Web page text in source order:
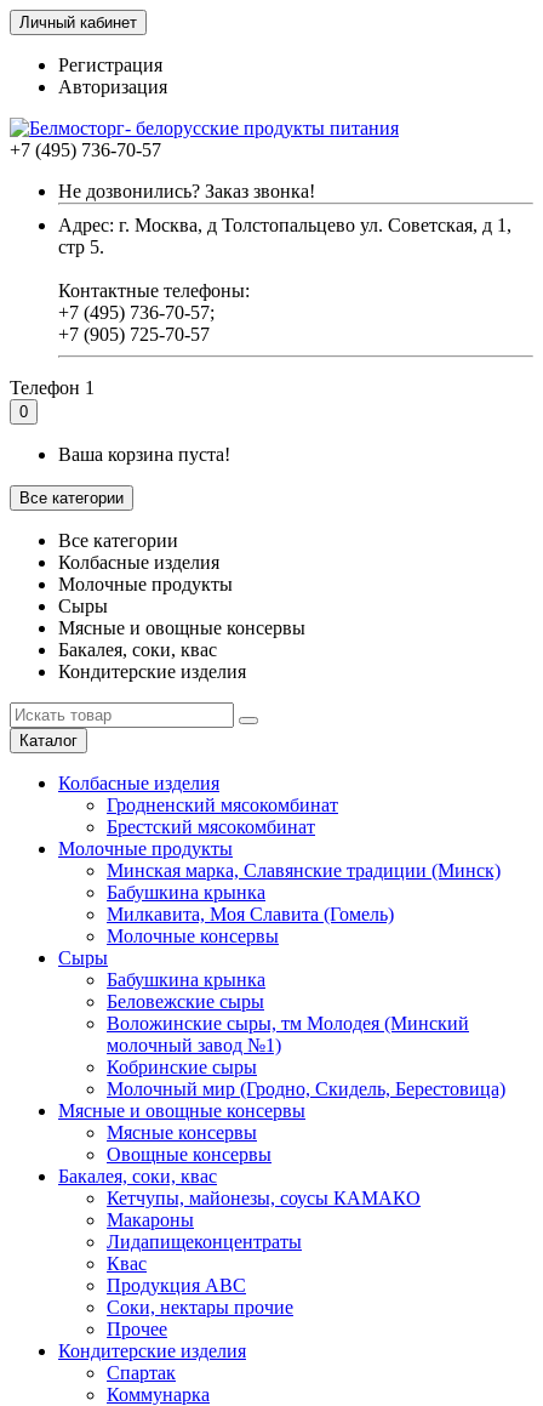
Личный кабинет
Регистрация
Авторизация
+7 (495) 736-70-57
Не дозвонились? Заказ звонка!
Адрес: г. Москва, д Толстопальцево ул. Советская, д 1,
стр 5.
Контактные телефоны:
+7 (495) 736-70-57;
+7 (905) 725-70-57
Телефон 1
0
Ваша корзина пуста!
Все категории
Все категории
Колбасные изделия
Молочные продукты
Сыры
Мясные и овощные консервы
Бакалея, соки, квас
Кондитерские изделия
Каталог
Колбасные изделия
Гродненский мясокомбинат
Брестский мясокомбинат
Молочные продукты
Минская марка, Славянские традиции (Минск)
Бабушкина крынка
Милкавита, Моя Славита (Гомель)
Молочные консервы
Сыры
Бабушкина крынка
Беловежские сыры
Воложинские сыры, тм Молодея (Минский
молочный завод №1)
Кобринские сыры
Молочный мир (Гродно, Скидель, Берестовица)
Мясные и овощные консервы
Мясные консервы
Овощные консервы
Бакалея, соки, квас
Кетчупы, майонезы, соусы КАМАКО
Макароны
Лидапищеконцентраты
Квас
Продукция АВС
Соки, нектары прочие
Прочее
Кондитерские изделия
Спартак
Коммунарка